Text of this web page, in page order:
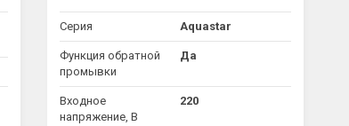
Серия Aquastar
Функция обратной
промывки
Да
Входное
напряжение, В
220